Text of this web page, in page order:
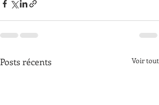
Posts récents Voir tout